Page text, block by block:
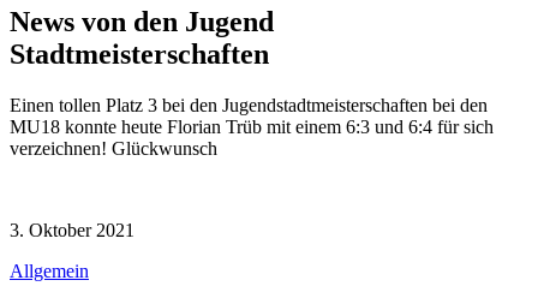
News von den Jugend
Stadtmeisterschaften
Einen tollen Platz 3 bei den Jugendstadtmeisterschaften bei den
MU18 konnte heute Florian Trüb mit einem 6:3 und 6:4 für sich
verzeichnen! Glückwunsch
3. Oktober 2021
Allgemein